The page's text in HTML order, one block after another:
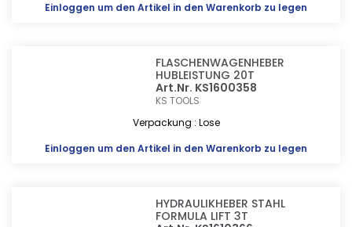
Einloggen um den Artikel in den Warenkorb zu legen
FLASCHENWAGENHEBER
HUBLEISTUNG 20T
Art.Nr. KS1600358
KS TOOLS
Verpackung : Lose
Einloggen um den Artikel in den Warenkorb zu legen
HYDRAULIKHEBER STAHL
FORMULA LIFT 3T